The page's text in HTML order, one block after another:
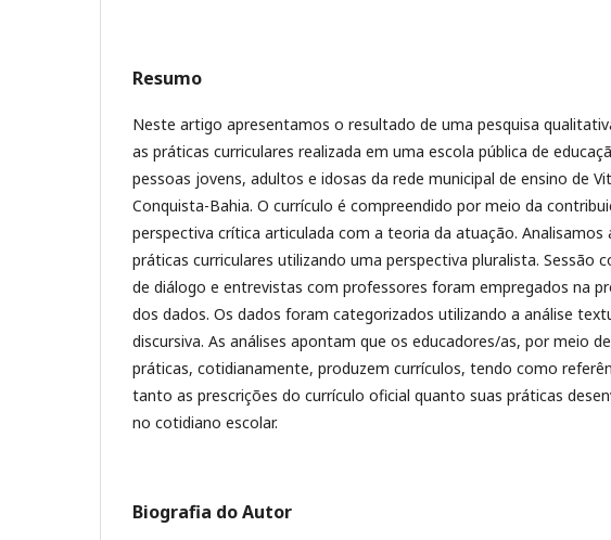
Resumo
Neste artigo apresentamos o resultado de uma pesquisa
as práticas curriculares realizada em uma escola pública de
pessoas jovens, adultos e idosas da rede municipal de ensino de
Conquista-Bahia. O currículo é compreendido por meio da
perspectiva crítica articulada com a teoria da atuação. Analisamos
práticas curriculares utilizando uma perspectiva pluralista. Sessão
de diálogo e entrevistas com professores foram empregados na
dos dados. Os dados foram categorizados utilizando a análise
discursiva. As análises apontam que os educadores/as, por meio
práticas, cotidianamente, produzem currículos, tendo como
tanto as prescrições do currículo oficial quanto suas práticas
no cotidiano escolar.
Biografia do Autor